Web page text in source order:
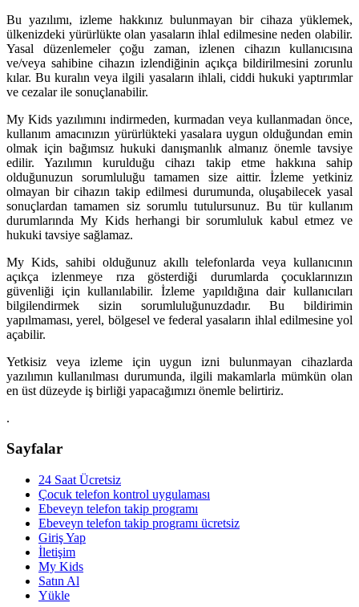
Bu yazılımı, izleme hakkınız bulunmayan bir cihaza yüklemek,
ülkenizdeki yürürlükte olan yasaların ihlal edilmesine neden olabilir.
Yasal düzenlemeler çoğu zaman, izlenen cihazın kullanıcısına
ve/veya sahibine cihazın izlendiğinin açıkça bildirilmesini zorunlu
kılar. Bu kuralın veya ilgili yasaların ihlali, ciddi hukuki yaptırımlar
ve cezalar ile sonuçlanabilir.
My Kids yazılımını indirmeden, kurmadan veya kullanmadan önce,
kullanım amacınızın yürürlükteki yasalara uygun olduğundan emin
olmak için bağımsız hukuki danışmanlık almanız önemle tavsiye
edilir. Yazılımın kurulduğu cihazı takip etme hakkına sahip
olduğunuzun sorumluluğu tamamen size aittir. İzleme yetkiniz
olmayan bir cihazın takip edilmesi durumunda, oluşabilecek yasal
sonuçlardan tamamen siz sorumlu tutulursunuz. Bu tür kullanım
durumlarında My Kids herhangi bir sorumluluk kabul etmez ve
hukuki tavsiye sağlamaz.
My Kids, sahibi olduğunuz akıllı telefonlarda veya kullanıcının
açıkça izlenmeye rıza gösterdiği durumlarda çocuklarınızın
güvenliği için kullanılabilir. İzleme yapıldığına dair kullanıcıları
bilgilendirmek sizin sorumluluğunuzdadır. Bu bildirimin
yapılmaması, yerel, bölgesel ve federal yasaların ihlal edilmesine yol
açabilir.
Yetkisiz veya izleme için uygun izni bulunmayan cihazlarda
yazılımın kullanılması durumunda, ilgili makamlarla mümkün olan
en üst düzeyde iş birliği yapacağımızı önemle belirtiriz.
.
Sayfalar
24 Saat Ücretsiz
Çocuk telefon kontrol uygulaması
Ebeveyn telefon takip programı
Ebeveyn telefon takip programı ücretsiz
Giriş Yap
İletişim
My Kids
Satın Al
Yükle